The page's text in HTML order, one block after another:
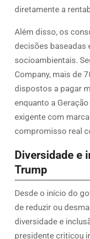
diretamente a
Além disso, os
decisões baseadas
socioambientais.
Company, mais de
dispostos a pagar
enquanto a
exigente com
compromisso real
Diversidade e
Trump
Desde o início do
de reduzir ou
diversidade e
presidente criticou